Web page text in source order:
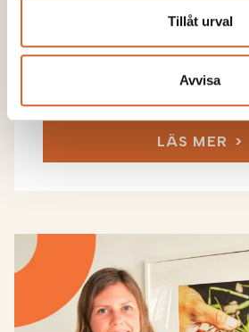
Tillåt urval
Avvisa
Juha Oksanen utsedd
LÄS MER